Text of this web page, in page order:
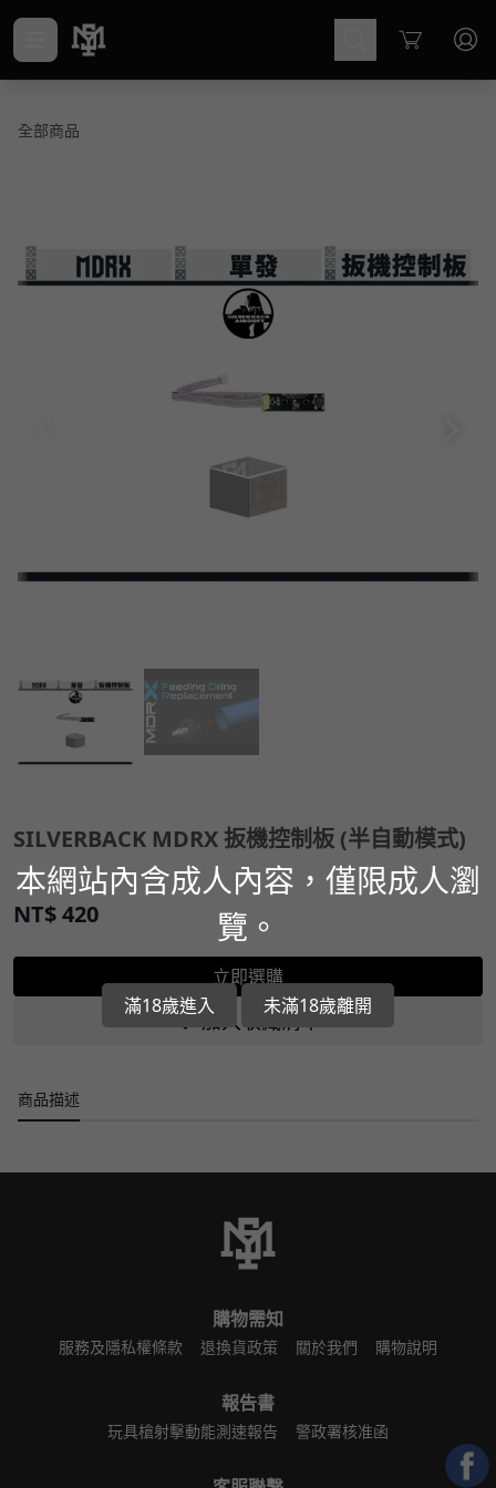
Cart
全部商品
SILVERBACK MDRX 扳機控制板 (半自動模式)
NT$420
立即選購
加入收藏清單
商品描述
購物需知
服務及隱私權條款 退換貨政策 關於我們 購物說明
報告書
玩具槍射擊動能測速報告 警政署核准函
本網站內含成人內容，僅限成人瀏
覽。
滿18歲進入 未滿18歲離開